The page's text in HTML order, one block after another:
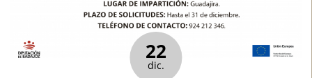
22
dic.